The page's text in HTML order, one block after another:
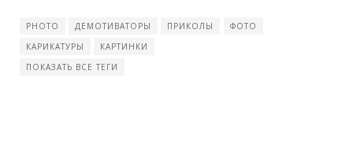
PHOTO ДЕМОТИВАТОРЫ ПРИКОЛЫ
ФОТО
КАРИКАТУРЫ
КАРТИНКИ
ПОКАЗАТЬ ВСЕ ТЕГИ